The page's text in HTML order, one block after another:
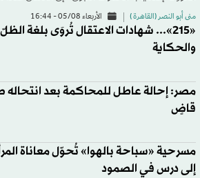
منى أبو النصر (القاهرة ) الأربعاء 05/08 - 16:44
«215»... شهادات الاعتقال تُروَى بلغة الظلّ
والحكاية
مصر: إحالة عاطل للمحاكمة بعد انتحاله
قاضٍ
مسرحية «سباحة بالهوا» تُحوّل معاناة
إلى درس في الصمود